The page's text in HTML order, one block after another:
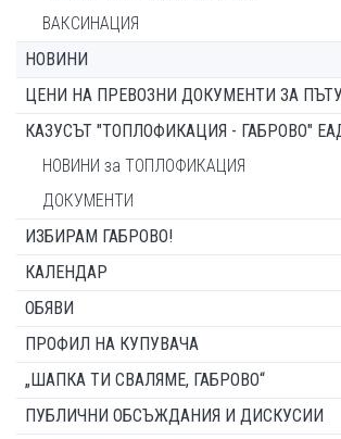
ВАКСИНАЦИЯ
НОВИНИ
ЦЕНИ НА ПРЕВОЗНИ ДОКУМЕНТИ ЗА
КАЗУСЪТ "ТОПЛОФИКАЦИЯ - ГАБРОВО"
НОВИНИ за ТОПЛОФИКАЦИЯ
ДОКУМЕНТИ
ИЗБИРАМ ГАБРОВО!
КАЛЕНДАР
ОБЯВИ
ПРОФИЛ НА КУПУВАЧА
„ШАПКА ТИ СВАЛЯМЕ, ГАБРОВО“
ПУБЛИЧНИ ОБСЪЖДАНИЯ И ДИСКУСИИ